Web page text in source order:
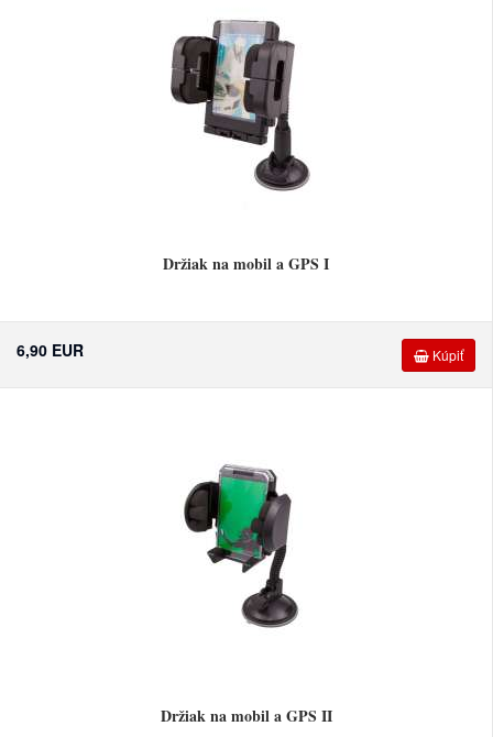
Držiak na mobil a GPS I
Kúpiť
6,90 EUR
Držiak na mobil a GPS II